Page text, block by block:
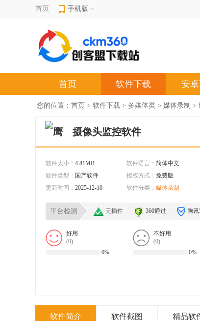
首页 手机版
首页 软件下载 安
您的位置： 首页 > 软件下载 > 多媒体类 > 媒体录制 >
摄像头监控软件
软件大小： 4.81MB 软件语言： 简体中文
软件类型： 国产软件 授权方式： 免费版
更新时间： 2025-12-10 软件分类： 媒体录制
平台检测 无插件 360通过 腾
好用
(0)
0%
不好用
(0)
0%
软件简介 软件截图 精品软